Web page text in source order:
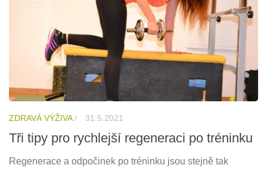
ZDRAVÁ VÝŽIVA/ 31.5.2021
Tři tipy pro rychlejší regeneraci po tréninku
Regenerace a odpočinek po tréninku jsou stejně tak